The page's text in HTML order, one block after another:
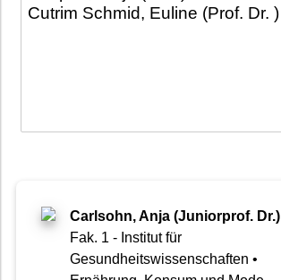
Carlsohn, Anja (Juniorprof. Dr.)
Fak. 1 - Institut für
Gesundheitswissenschaften •